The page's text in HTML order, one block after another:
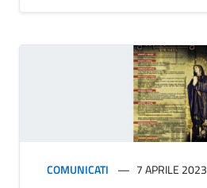
COMUNICATI 7 APRILE 2023